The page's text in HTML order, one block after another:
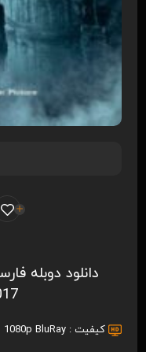
کیفیت : 1080p BluRay